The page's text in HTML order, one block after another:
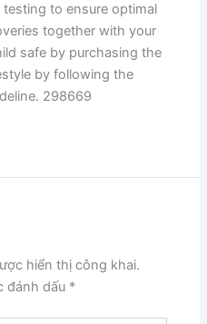
to ensure optimal
together with your
safe by purchasing the
by following the
298669
hiển thị công khai.
đánh dấu *